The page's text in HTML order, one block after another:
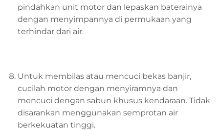
pindahkan unit motor dan lepaskan baterainya
dengan menyimpannya di permukaan yang
terhindar dari air.
Untuk membilas atau mencuci bekas banjir,
cucilah motor dengan menyiramnya dan
mencuci dengan sabun khusus kendaraan. Tidak
disarankan menggunakan semprotan air
berkekuatan tinggi.